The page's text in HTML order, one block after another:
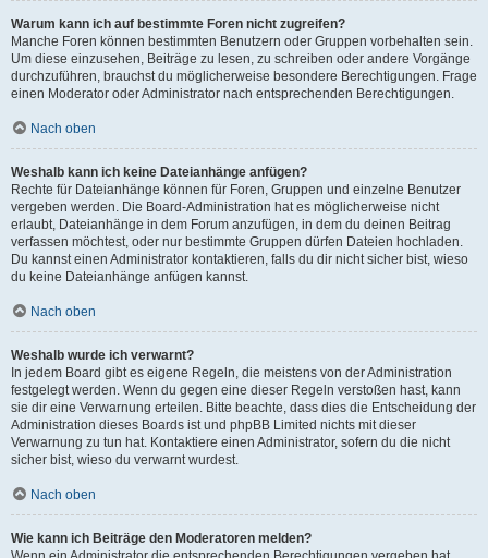
Warum kann ich auf bestimmte Foren nicht zugreifen?
Manche Foren können bestimmten Benutzern oder Gruppen vorbehalten sein.
Um diese einzusehen, Beiträge zu lesen, zu schreiben oder andere Vorgänge
durchzuführen, brauchst du möglicherweise besondere Berechtigungen. Frage
einen Moderator oder Administrator nach entsprechenden Berechtigungen.
Nach oben
Weshalb kann ich keine Dateianhänge anfügen?
Rechte für Dateianhänge können für Foren, Gruppen und einzelne Benutzer
vergeben werden. Die Board-Administration hat es möglicherweise nicht
erlaubt, Dateianhänge in dem Forum anzufügen, in dem du deinen Beitrag
verfassen möchtest, oder nur bestimmte Gruppen dürfen Dateien hochladen.
Du kannst einen Administrator kontaktieren, falls du dir nicht sicher bist, wieso
du keine Dateianhänge anfügen kannst.
Nach oben
Weshalb wurde ich verwarnt?
In jedem Board gibt es eigene Regeln, die meistens von der Administration
festgelegt werden. Wenn du gegen eine dieser Regeln verstoßen hast, kann
sie dir eine Verwarnung erteilen. Bitte beachte, dass dies die Entscheidung der
Administration dieses Boards ist und phpBB Limited nichts mit dieser
Verwarnung zu tun hat. Kontaktiere einen Administrator, sofern du die nicht
sicher bist, wieso du verwarnt wurdest.
Nach oben
Wie kann ich Beiträge den Moderatoren melden?